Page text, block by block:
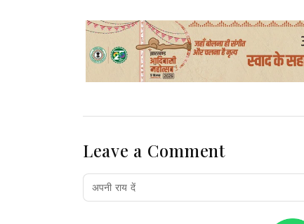
Leave a Comment